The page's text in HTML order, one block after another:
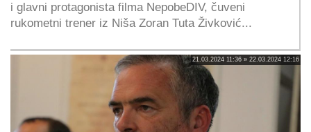
i glavni protagonista filma NepobeDIV, čuveni
rukometni trener iz Niša Zoran Tuta Živković...
21.03.2024 11:36 » 22.03.2024 12:16